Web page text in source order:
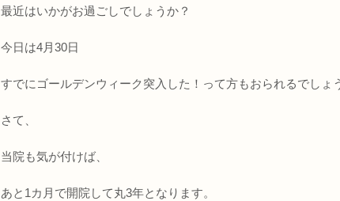
最近はいかがお過ごしでしょうか？
今日は4月30日
すでにゴールデンウィーク突入した！って方もおられるでしょ
さて、
当院も気が付けば、
あと1カ月で開院して丸3年となります。